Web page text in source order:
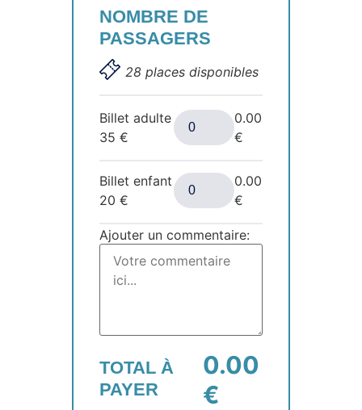
NOMBRE DE
PASSAGERS
28 places disponibles
Billet adulte
35€
0.00
€
Billet enfant
20€
0.00
€
Ajouter un commentaire:
TOTAL À
PAYER
0.00
€